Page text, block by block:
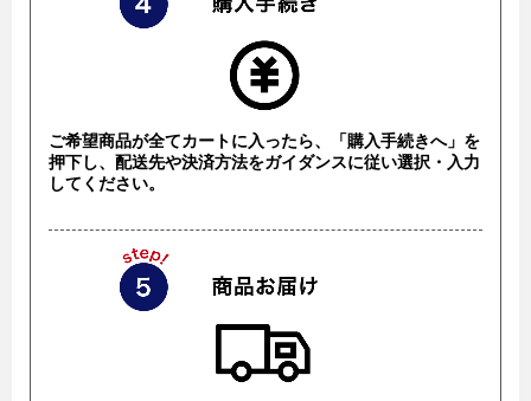
ご希望商品が全てカートに入ったら、「購入手続きへ」を
押下し、配送先や決済方法をガイダンスに従い選択・入力
してください。